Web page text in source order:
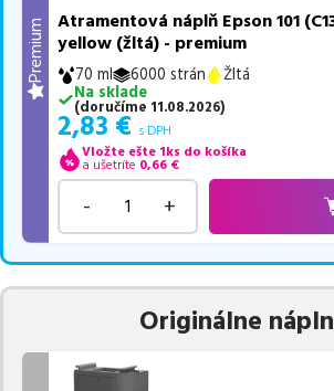
Premium
Atramentová náplň Epson 101
yellow (žltá) - premium
70 ml 6000 strán
Žltá
Na sklade
(doručíme 11.08.2026)
2,83 € s DPH
Vložte ešte 1ks do košíka
a ušetríte 0,66 €
- +
Originálne